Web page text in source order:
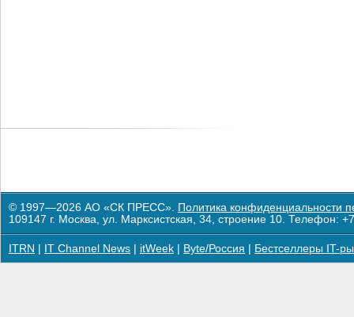
© 1997—2026 АО «СК ПРЕСС». Политика конфиденциальности
109147 г. Москва, ул. Марксистская, 34, строение 10. Телефон:
ITRN IT Channel News itWeek Byte/Россия Бестселлеры IT-